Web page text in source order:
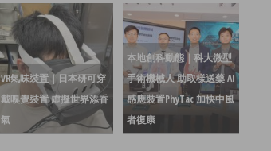
VR氣味裝置｜日本研可穿
戴嗅覺裝置 虛擬世界添香
氣
本地創科動態｜科大微型
手術機械人 助取樣送藥 AI
感應裝置PhyTac 加快中風
者復康